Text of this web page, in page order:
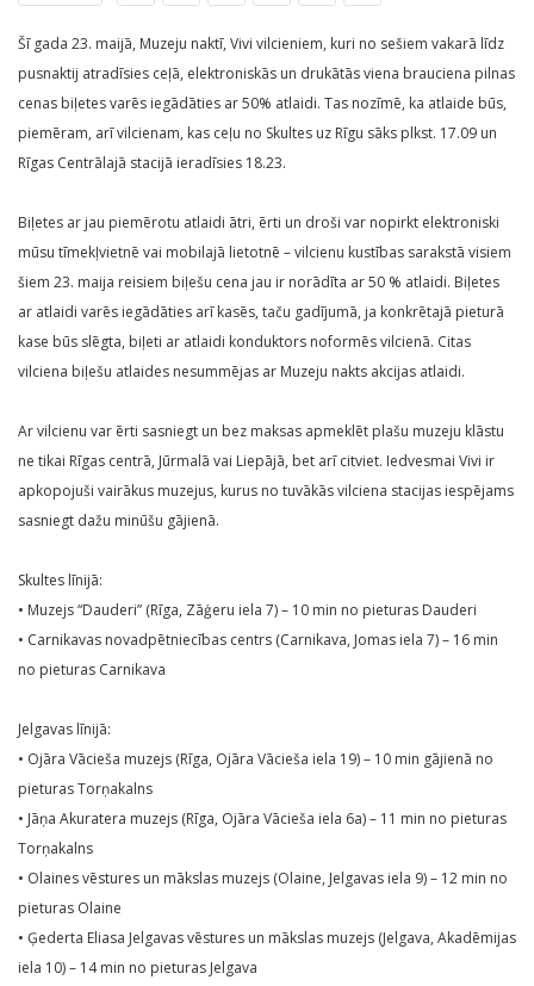
Šī gada 23. maijā, Muzeju naktī, Vivi vilcieniem, kuri no sešiem vakarā līdz
pusnaktij atradīsies ceļā, elektroniskās un drukātās viena brauciena pilnas
cenas biļetes varēs iegādāties ar 50% atlaidi. Tas nozīmē, ka atlaide būs,
piemēram, arī vilcienam, kas ceļu no Skultes uz Rīgu sāks plkst. 17.09 un
Rīgas Centrālajā stacijā ieradīsies 18.23.
Biļetes ar jau piemērotu atlaidi ātri, ērti un droši var nopirkt elektroniski
mūsu tīmekļvietnē vai mobilajā lietotnē – vilcienu kustības sarakstā visiem
šiem 23. maija reisiem biļešu cena jau ir norādīta ar 50 % atlaidi. Biļetes
ar atlaidi varēs iegādāties arī kasēs, taču gadījumā, ja konkrētajā pieturā
kase būs slēgta, biļeti ar atlaidi konduktors noformēs vilcienā. Citas
vilciena biļešu atlaides nesummējas ar Muzeju nakts akcijas atlaidi.
Ar vilcienu var ērti sasniegt un bez maksas apmeklēt plašu muzeju klāstu
ne tikai Rīgas centrā, Jūrmalā vai Liepājā, bet arī citviet. Iedvesmai Vivi ir
apkopojuši vairākus muzejus, kurus no tuvākās vilciena stacijas iespējams
sasniegt dažu minūšu gājienā.
Skultes līnijā:
• Muzejs “Dauderi” (Rīga, Zāģeru iela 7) – 10 min no pieturas Dauderi
• Carnikavas novadpētniecības centrs (Carnikava, Jomas iela 7) – 16 min
no pieturas Carnikava
Jelgavas līnijā:
• Ojāra Vācieša muzejs (Rīga, Ojāra Vācieša iela 19) – 10 min gājienā no
pieturas Torņakalns
• Jāņa Akuratera muzejs (Rīga, Ojāra Vācieša iela 6a) – 11 min no pieturas
Torņakalns
• Olaines vēstures un mākslas muzejs (Olaine, Jelgavas iela 9) – 12 min no
pieturas Olaine
• Ģederta Eliasa Jelgavas vēstures un mākslas muzejs (Jelgava, Akadēmijas
iela 10) – 14 min no pieturas Jelgava